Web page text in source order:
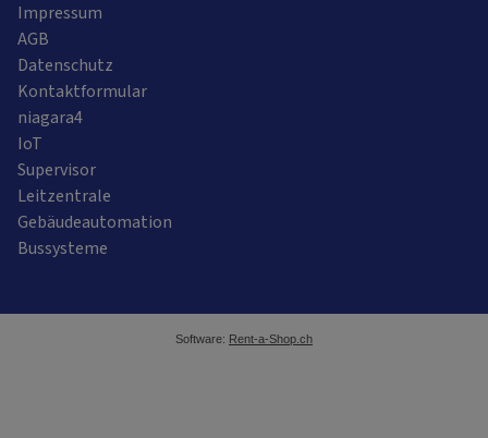
Impressum
AGB
Datenschutz
Kontaktformular
niagara4
IoT
Supervisor
Leitzentrale
Gebäudeautomation
Bussysteme
Software: Rent-a-Shop.ch